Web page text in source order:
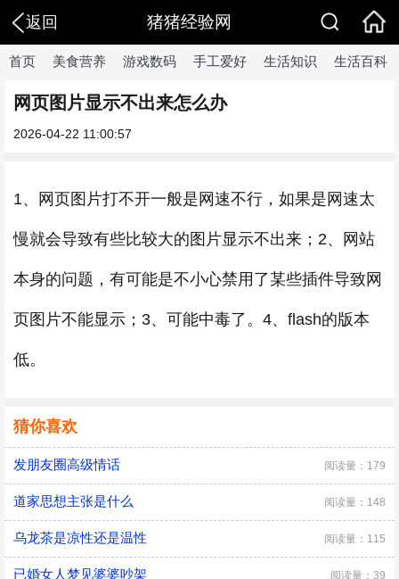
返回 猪猪经验网
首页 美食营养 游戏数码 手工爱好 生活知识 生活百科
网页图片显示不出来怎么办
2026-04-22 11:00:57
1、网页图片打不开一般是网速不行，如果是网速太
慢就会导致有些比较大的图片显示不出来；2、网站
本身的问题，有可能是不小心禁用了某些插件导致网
页图片不能显示；3、可能中毒了。4、flash的版本
低。
猜你喜欢
发朋友圈高级情话 阅读量：179
道家思想主张是什么 阅读量：148
乌龙茶是凉性还是温性 阅读量：115
已婚女人梦见婆婆吵架 阅读量：39